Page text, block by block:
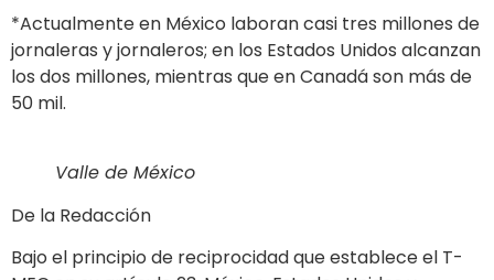
*Actualmente en México laboran casi tres millones de
jornaleras y jornaleros; en los Estados Unidos alcanzan
los dos millones, mientras que en Canadá son más de
50 mil.
Valle de México
De la Redacción
Bajo el principio de reciprocidad que establece el T-